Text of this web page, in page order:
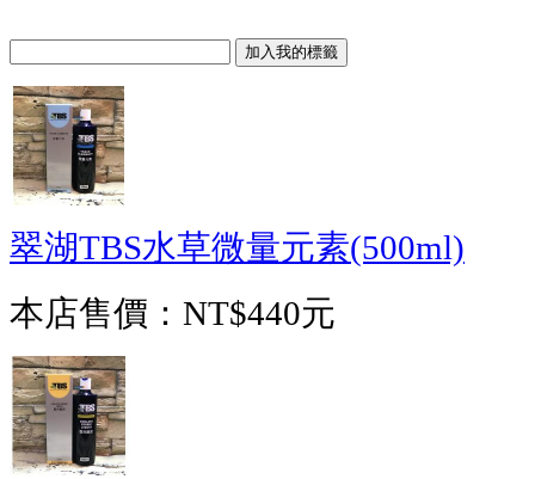
翠湖TBS水草微量元素(500ml)
本店售價： NT$440元